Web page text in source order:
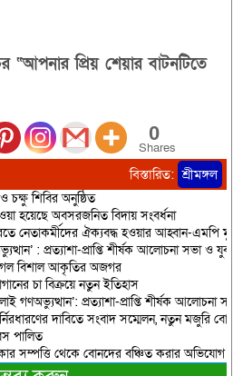
“আপনার প্রিয় শেয়ার বাটনটিতে
0
Shares
বিস্তারিত: শ্রীমঙ্গল
ও চক্ষু শিবির অনুষ্ঠিত
হয়েছে অবসরজনিত বিদায় সংবর্ধনা
নেতাকর্মীদের ঐক্যবদ্ধ হওয়ার আহ্বান-এমপি
: প্রত্যাশা-প্রাপ্তি শীর্ষক আলোচনা সভা ও
বিশাল আকৃতির অজগর
চা বিক্রয়ে নতুন ইতিহাস
গণঅভ্যুত্থান’: প্রত্যাশা-প্রাপ্তি শীর্ষক আলোচনা
দাবিতে সংবাদ সম্মেলন, নতুন মজুরি
পালিত
সম্পত্তি থেকে বোনদের বঞ্চিত করার অভিযোগ